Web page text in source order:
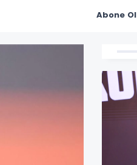
Abone Ol